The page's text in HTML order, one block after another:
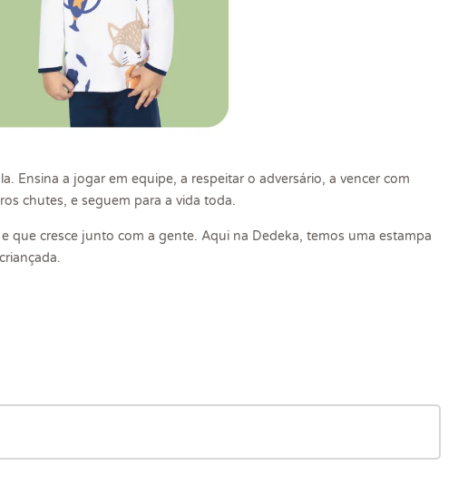
Ensina a jogar em equipe, a respeitar o adversário, a vencer com
chutes, e seguem para a vida toda.
que cresce junto com a gente. Aqui na Dedeka, temos uma estampa